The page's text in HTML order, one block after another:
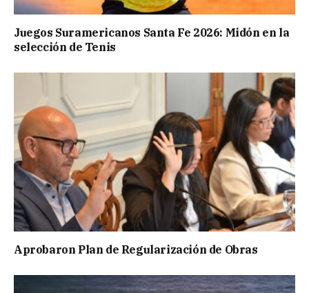
Juegos Suramericanos Santa Fe 2026: Midón en la
selección de Tenis
Aprobaron Plan de Regularización de Obras